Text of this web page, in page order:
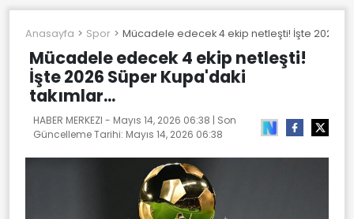
Anasayfa Spor Mücadele edecek 4 ekip netleşti! İşte 2026
Mücadele edecek 4 ekip netleşti!
İşte 2026 Süper Kupa'daki
takımlar...
HABER MERKEZI - Mayıs 14, 2026 06:38 | Son
Güncelleme Tarihi: Mayıs 14, 2026 06:38